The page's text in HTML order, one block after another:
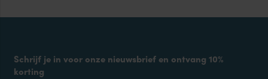
Schrijf je in voor onze nieuwsbrief en ontvang 10%
korting